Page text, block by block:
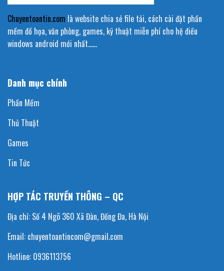
Chuyentoantin.com là website chia sẻ file tải, cách cài đặt phần
mềm đồ họa, văn phòng, games, kỹ thuật miễn phí cho hệ điều
windows android mới nhất……
Danh mục chính
Phần Mềm
Thủ Thuật
Games
Tin Tức
HỢP TÁC TRUYỀN THÔNG – QC
Địa chỉ: Số 4 Ngõ 360 Xã Đàn, Đống Đa, Hà Nội
Email: chuyentoantincom@gmail.com
Hotline: 0936113756